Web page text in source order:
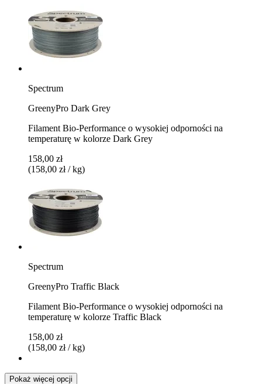
Spectrum
GreenyPro Dark Grey
Filament Bio-Performance o wysokiej odporności na
temperaturę w kolorze Dark Grey
158,00 zł
(158,00 zł / kg)
Spectrum
GreenyPro Traffic Black
Filament Bio-Performance o wysokiej odporności na
temperaturę w kolorze Traffic Black
158,00 zł
(158,00 zł / kg)
Pokaż więcej opcji